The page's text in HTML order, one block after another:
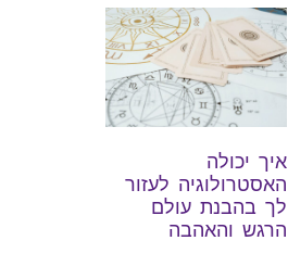
איך יכולה
האסטרולוגיה לעזור
לך בהבנת עולם
הרגש והאהבה